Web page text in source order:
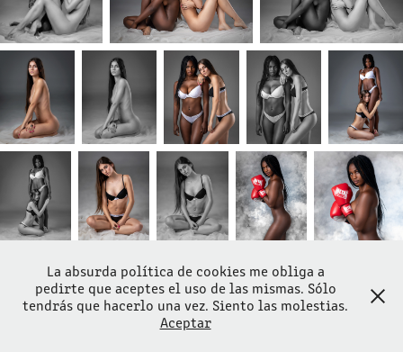
Pregúntame sin compromiso haciendo click aquí mismo
La absurda política de cookies me obliga a
pedirte que aceptes el uso de las mismas. Sólo
tendrás que hacerlo una vez. Siento las molestias.
Aceptar